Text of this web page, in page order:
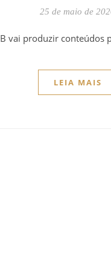
25 de maio de
vai produzir
LEIA MAIS